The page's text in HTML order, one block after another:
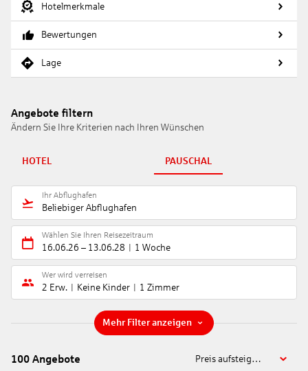
Hotelmerkmale
Bewertungen
Lage
Angebote filtern
Ändern Sie Ihre Kriterien nach Ihren Wünschen
HOTEL PAUSCHAL
Ihr Abflughafen
Beliebiger Abflughafen
Wählen Sie Ihren Reisezeitraum
16.06.26 – 13.06.28 1 Woche
Wer wird verreisen
2 Erw. Keine Kinder 1 Zimmer
Mehr Filter anzeigen
100 Angebote Preis aufsteigend